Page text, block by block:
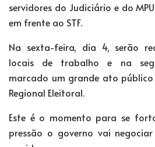
servidores do Judiciário e do
em frente ao STF.
Na sexta-feira, dia 4, serão
locais de trabalho e na
marcado um grande ato
Regional Eleitoral.
Este é o momento para se
pressão o governo vai